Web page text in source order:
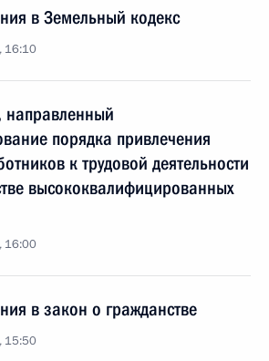
в Земельный кодекс
16:10
направленный
порядка привлечения
к трудовой деятельности
высококвалифицированных
16:00
в закон о гражданстве
15:50